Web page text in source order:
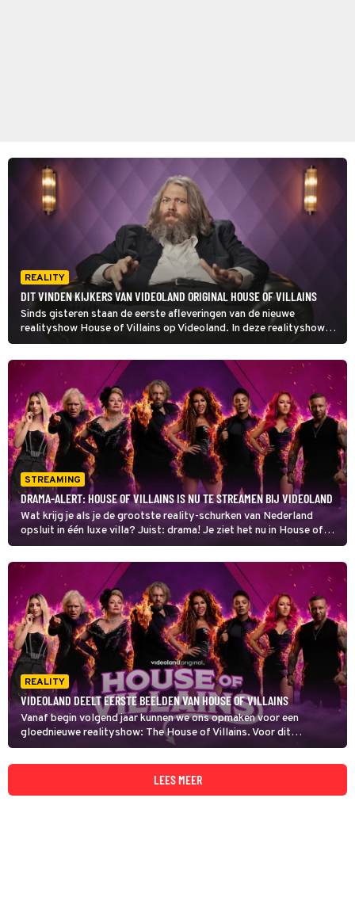
REALITY
DIT VINDEN KIJKERS VAN VIDEOLAND ORIGINAL HOUSE OF VILLAINS
Sinds gisteren staan de eerste afleveringen van de nieuwe
realityshow House of Villains op Videoland. In deze realityshow
worden de grootste reality-schurken van Nederland samen
opgesloten in in één villa.
STREAMING
DRAMA-ALERT: HOUSE OF VILLAINS IS NU TE STREAMEN BIJ VIDEOLAND
Wat krijg je als je de grootste reality-schurken van Nederland
opsluit in één luxe villa? Juist: drama! Je ziet het nu in House of
Villains op Videoland.
REALITY
VIDEOLAND DEELT EERSTE BEELDEN VAN HOUSE OF VILLAINS
Vanaf begin volgend jaar kunnen we ons opmaken voor een
gloednieuwe realityshow: The House of Villains. Voor dit
programma stopt Videoland acht iconische tv-schurken samen in
één villa. Dat belooft wat! De streamingdienst heeft vandaag de
LEES MEER